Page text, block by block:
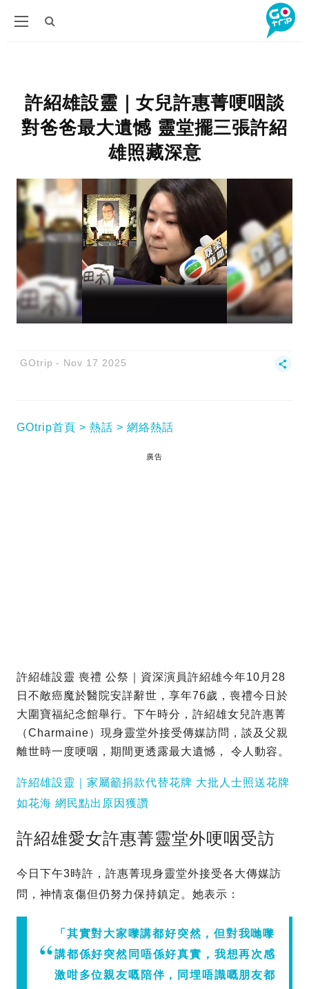
許紹雄設靈｜女兒許惠菁哽咽談
對爸爸最大遺憾 靈堂擺三張許紹
雄照藏深意
GOtrip Nov 17 2025
GOtrip首頁 熱話 網絡熱話
廣告
許紹雄設靈 喪禮 公祭｜資深演員許紹雄今年10月28
日不敵癌魔於醫院安詳辭世，享年76歲，喪禮今日於
大圍寶福紀念館舉行。下午時分，許紹雄女兒許惠菁
（Charmaine）現身靈堂外接受傳媒訪問，談及父親
離世時一度哽咽，期間更透露最大遺憾， 令人動容。
許紹雄設靈｜家屬籲捐款代替花牌 大批人士照送花牌
如花海 網民點出原因獲讚
許紹雄愛女許惠菁靈堂外哽咽受訪
今日下午3時許，許惠菁現身靈堂外接受各大傳媒訪
問，神情哀傷但仍努力保持鎮定。她表示：
「其實對大家嚟講都好突然，但對我哋嚟
講都係好突然同唔係好真實，我想再次感
激咁多位親友嘅陪伴，同埋唔識嘅朋友都